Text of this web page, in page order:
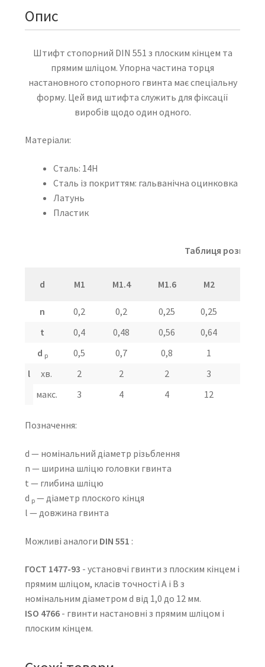
Опис
Штифт стопорний DIN 551 з плоским кінцем та
прямим шліцом. Упорна частина торця
настановного стопорного гвинта має спеціальну
форму. Цей вид штифта служить для фіксації
виробів щодо один одного.
Матеріали:
Сталь: 14Н
Сталь із покриттям: гальванічна оцинковка
Латунь
Пластик
Таблиця розмірів
d M1 M1.4 M1.6 M2
n 0,2 0,2 0,25 0,25
t
0,4 0,48 0,56 0,64
d p 0,5 0,7 0,8 1
l
хв. 2 2 2 3
макс.
3 4 4 12
Позначення:
d — номінальний діаметр різьблення
n — ширина шліцю головки гвинта
t — глибина шліцю
d p— діаметр плоского кінця
l — довжина гвинта
Можливі аналоги DIN 551 :
ГОСТ 1477-93 - установчі гвинти з плоским кінцем і
прямим шліцом, класів точності А і В з
номінальним діаметром d від 1,0 до 12 мм.
ISO 4766- гвинти настановні з прямим шліцом і
плоским кінцем.